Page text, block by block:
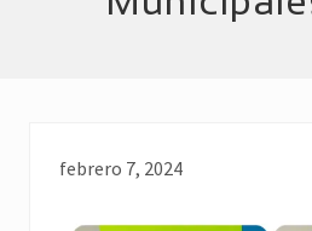
febrero 7, 2024